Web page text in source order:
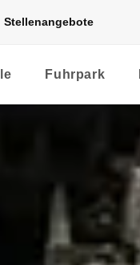
Stellenangebote
Fuhrpark